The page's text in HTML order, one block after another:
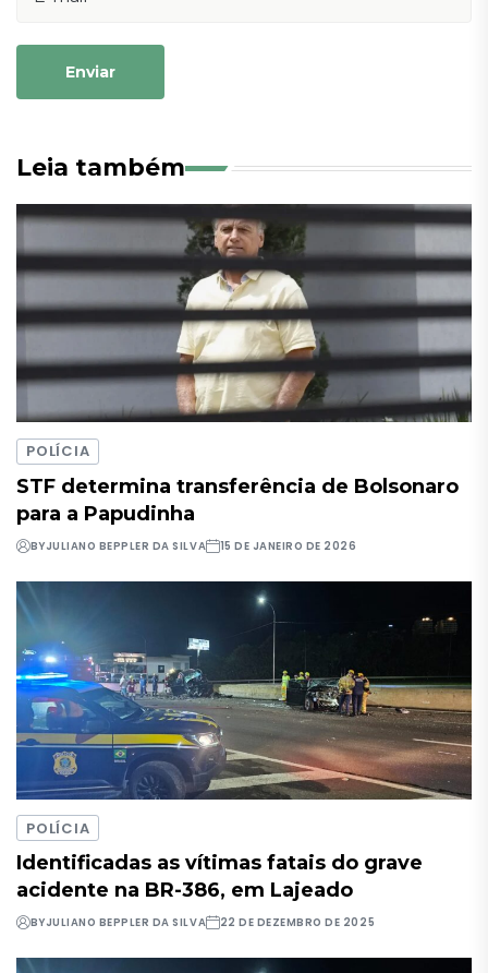
Enviar
Leia também
POLÍCIA
STF determina transferência de Bolsonaro
para a Papudinha
BYJULIANO BEPPLER DA SILVA 15 DE JANEIRO DE 2026
POLÍCIA
Identificadas as vítimas fatais do grave
acidente na BR-386, em Lajeado
BYJULIANO BEPPLER DA SILVA 22 DE DEZEMBRO DE 2025